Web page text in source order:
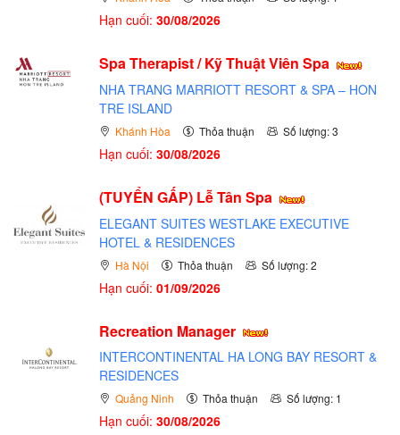
Hạn cuối: 30/08/2026
Spa Therapist / Kỹ Thuật Viên Spa
NHA TRANG MARRIOTT RESORT & SPA – HON
TRE ISLAND
Khánh Hòa Thỏa thuận Số lượng: 3
Hạn cuối: 30/08/2026
(TUYỂN GẤP) Lễ Tân Spa
ELEGANT SUITES WESTLAKE EXECUTIVE
HOTEL & RESIDENCES
Hà Nội Thỏa thuận Số lượng: 2
Hạn cuối: 01/09/2026
Recreation Manager
INTERCONTINENTAL HA LONG BAY RESORT &
RESIDENCES
Quảng Ninh Thỏa thuận Số lượng: 1
Hạn cuối: 30/08/2026